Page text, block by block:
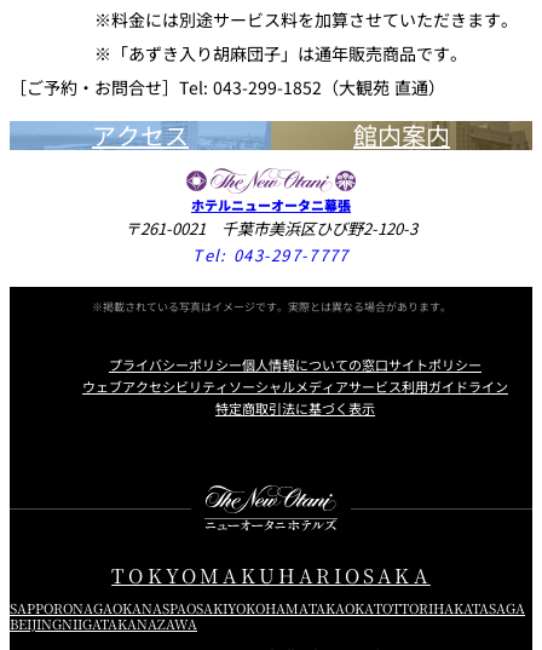
※料金には別途サービス料を加算させていただきます。
※「あずき入り胡麻団子」は通年販売商品です。
［ご予約・お問合せ］Tel: 043-299-1852（大観苑 直通）
アクセス 館内案内
ホテルニューオータニ幕張
〒261-0021 千葉市美浜区ひび野2-120-3
Tel: 043-297-7777
※掲載されている写真はイメージです。実際とは異なる場合があります。
プライバシーポリシー個人情報についての窓口サイトポリシー
ウェブアクセシビリティソーシャルメディアサービス利用ガイドライン
特定商取引法に基づく表示
TOKYOMAKUHARIOSAKA
SAPPORONAGAOKANASPAOSAKIYOKOHAMATAKAOKATOTTORIHAKATASAGA
BEIJINGNIIGATAKANAZAWA